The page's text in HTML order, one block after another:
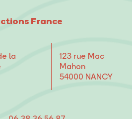
France
la
123 rue Mac
Mahon
54000 NANCY